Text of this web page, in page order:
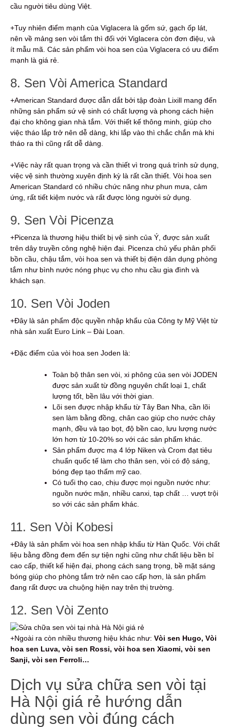
cầu người tiêu dùng Việt.
+Tuy nhiên điểm mạnh của Viglacera là gốm sứ, gạch ốp lát,
nên về mảng sen vòi tắm thì đối với Viglacera còn đơn điệu, và
ít mẫu mã. Các sản phẩm vòi hoa sen của Viglacera có ưu điểm
mạnh là giá rẻ.
8. Sen Vòi America Standard
+American Standard được dẫn dắt bởi tập đoàn Lixill mang đến
những sản phẩm sứ vệ sinh có chất lượng và phong cách hiện
đại cho không gian nhà tắm. Với thiết kế thông minh, giúp cho
việc tháo lắp trở nên dễ dàng, khi lắp vào thì chắc chắn mà khi
tháo ra thì cũng rất dễ dàng.
+Việc này rất quan trọng và cần thiết vì trong quá trình sử dụng,
việc vệ sinh thường xuyên định kỳ là rất cần thiết. Vòi hoa sen
American Standard có nhiều chức năng như phun mưa, cảm
ứng, rất tiết kiệm nước và rất được lòng người sử dụng.
9. Sen Vòi Picenza
+Picenza là thương hiệu thiết bị vệ sinh của Ý, được sản xuất
trên dây truyền công nghệ hiện đại. Picenza chủ yếu phân phối
bồn cầu, chậu tắm, vòi hoa sen và thiết bị điện dân dụng phòng
tắm như bình nước nóng phục vụ cho nhu cầu gia đình và
khách sạn.
10. Sen Vòi Joden
+Đây là sản phẩm độc quyền nhập khẩu của Công ty Mỹ Việt từ
nhà sản xuất Euro Link – Đài Loan.
+Đặc điểm của vòi hoa sen Joden là:
Toàn bộ thân sen vòi, xi phông của sen vòi JODEN
được sản xuất từ đồng nguyên chất loại 1, chất
lượng tốt, bền lâu với thời gian.
Lõi sen được nhập khẩu từ Tây Ban Nha, cần lõi
sen làm bằng đồng, chân cao giúp cho nước chảy
mạnh, đều và tạo bọt, độ bền cao, lưu lượng nước
lớn hơn từ 10-20% so với các sản phẩm khác.
Sản phẩm được mạ 4 lớp Niken và Crom đạt tiêu
chuẩn quốc tế làm cho thân sen, vòi có độ sáng,
bóng đẹp tạo thẩm mỹ cao.
Có tuổi thọ cao, chịu được mọi nguồn nước như:
nguồn nước mặn, nhiều canxi, tạp chất … vượt trội
so với các sản phẩm khác.
11. Sen Vòi Kobesi
+Đây là sản phẩm vòi hoa sen nhập khẩu từ Hàn Quốc. Với chất
liệu bằng đồng đem đến sự tiện nghi cũng như chất liệu bền bỉ
cao cấp, thiết kế hiện đại, phong cách sang trọng, bề mặt sáng
bóng giúp cho phòng tắm trở nên cao cấp hơn, là sản phẩm
đang rất được ưa chuộng hiện nay trên thị trường.
12. Sen Vòi Zento
+Ngoài ra còn nhiều thương hiệu khác như: Vòi sen Hugo, Vòi
hoa sen Luva, vòi sen Rossi, vòi hoa sen Xiaomi, vòi sen
Sanji, vòi sen Ferroli…
Dịch vụ sửa chữa sen vòi tại
Hà Nội giá rẻ hướng dẫn
dùng sen vòi đúng cách